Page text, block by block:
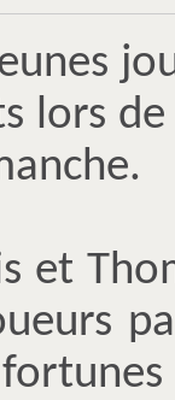
lors
et